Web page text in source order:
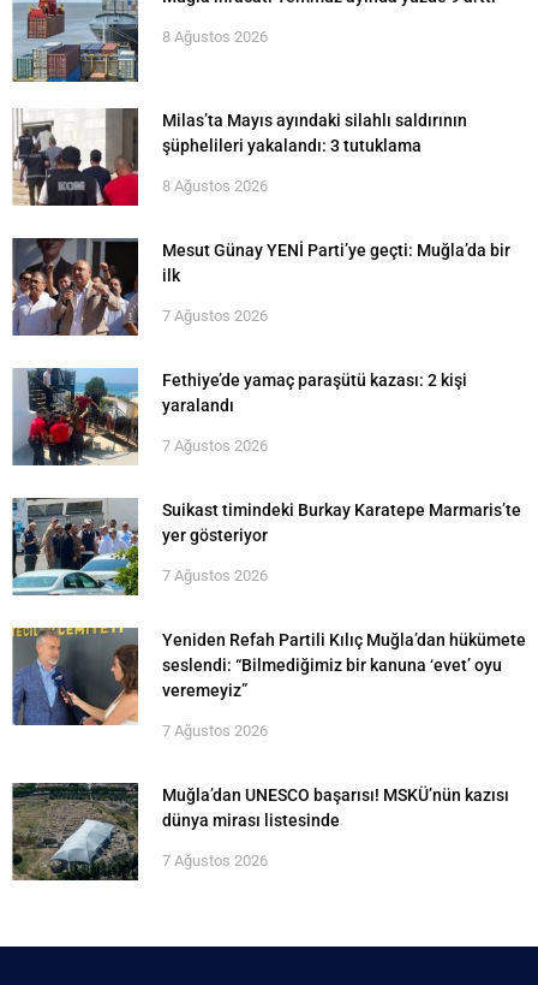
8 Ağustos 2026
Milas’ta Mayıs ayındaki silahlı saldırının
şüphelileri yakalandı: 3 tutuklama
8 Ağustos 2026
Mesut Günay YENİ Parti’ye geçti: Muğla’da bir
ilk
7 Ağustos 2026
Fethiye’de yamaç paraşütü kazası: 2 kişi
yaralandı
7 Ağustos 2026
Suikast timindeki Burkay Karatepe Marmaris’te
yer gösteriyor
7 Ağustos 2026
Yeniden Refah Partili Kılıç Muğla’dan hükümete
seslendi: “Bilmediğimiz bir kanuna ‘evet’ oyu
veremeyiz”
7 Ağustos 2026
Muğla’dan UNESCO başarısı! MSKÜ’nün kazısı
dünya mirası listesinde
7 Ağustos 2026